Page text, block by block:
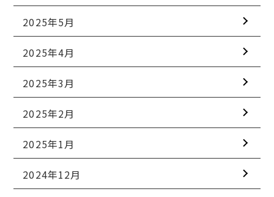
2025年5月
2025年4月
2025年3月
2025年2月
2025年1月
2024年12月